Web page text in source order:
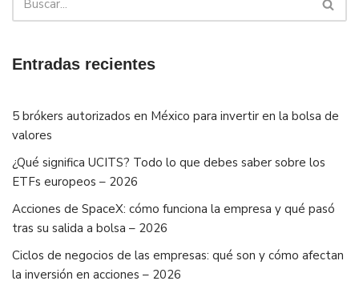
Entradas recientes
5 brókers autorizados en México para invertir en la bolsa de
valores
¿Qué significa UCITS? Todo lo que debes saber sobre los
ETFs europeos – 2026
Acciones de SpaceX: cómo funciona la empresa y qué pasó
tras su salida a bolsa – 2026
Ciclos de negocios de las empresas: qué son y cómo afectan
la inversión en acciones – 2026